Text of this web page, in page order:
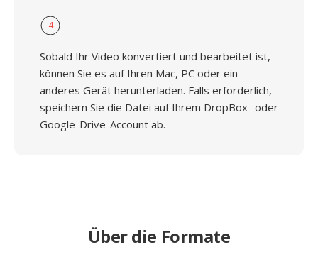
4
Sobald Ihr Video konvertiert und bearbeitet ist,
können Sie es auf Ihren Mac, PC oder ein
anderes Gerät herunterladen. Falls erforderlich,
speichern Sie die Datei auf Ihrem DropBox- oder
Google-Drive-Account ab.
Über die Formate